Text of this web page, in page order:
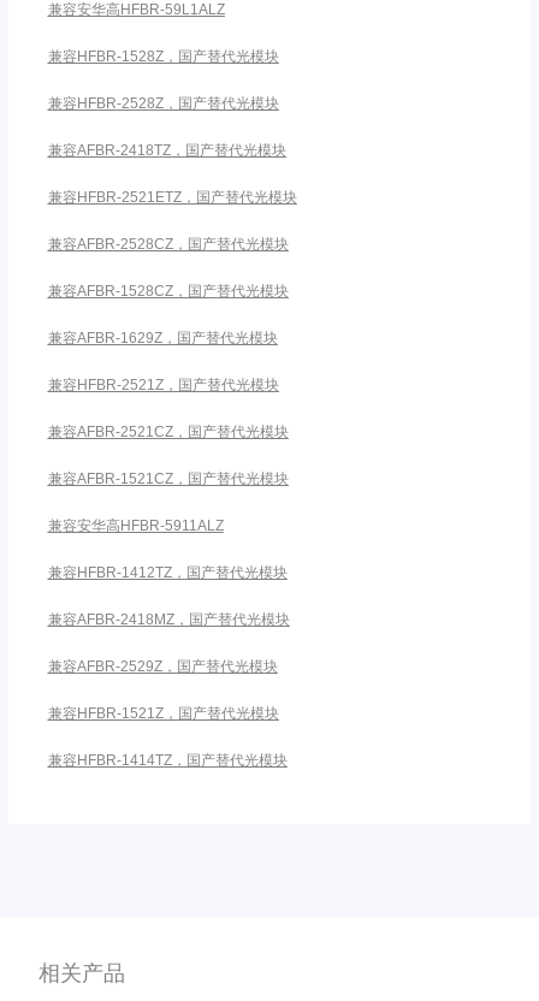
兼容安华高HFBR-59L1ALZ
兼容HFBR-1528Z，国产替代光模块
兼容HFBR-2528Z，国产替代光模块
兼容AFBR-2418TZ，国产替代光模块
兼容HFBR-2521ETZ，国产替代光模块
兼容AFBR-2528CZ，国产替代光模块
兼容AFBR-1528CZ，国产替代光模块
兼容AFBR-1629Z，国产替代光模块
兼容HFBR-2521Z，国产替代光模块
兼容AFBR-2521CZ，国产替代光模块
兼容AFBR-1521CZ，国产替代光模块
兼容安华高HFBR-5911ALZ
兼容HFBR-1412TZ，国产替代光模块
兼容AFBR-2418MZ，国产替代光模块
兼容AFBR-2529Z，国产替代光模块
兼容HFBR-1521Z，国产替代光模块
兼容HFBR-1414TZ，国产替代光模块
相关产品